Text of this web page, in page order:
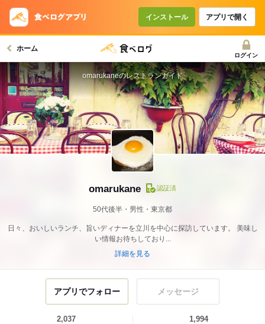
インストール アプリで開く
ホーム
ログイン
omarukane 認証済
50代後半・男性・東京都
日々、おいしいランチ、旨いディナーを立川を中心に探訪しています。 美味し
い情報お待ちしており...
詳細を見る
omarukaneのレストランガイド
アプリでフォロー メッセージ
2,037 1,994